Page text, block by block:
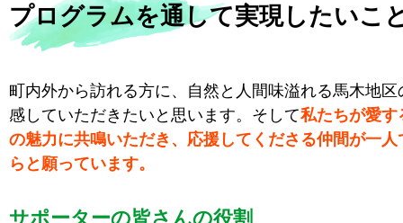
プログラムを通して実現したいこ
町内外から訪れる方に、自然と人間味溢れる馬木地区
感していただきたいと思います。そして私たちが愛す
の魅力に共鳴いただき、応援してくださる仲間が一人
らと願っています。
サポーターの皆さんの役割